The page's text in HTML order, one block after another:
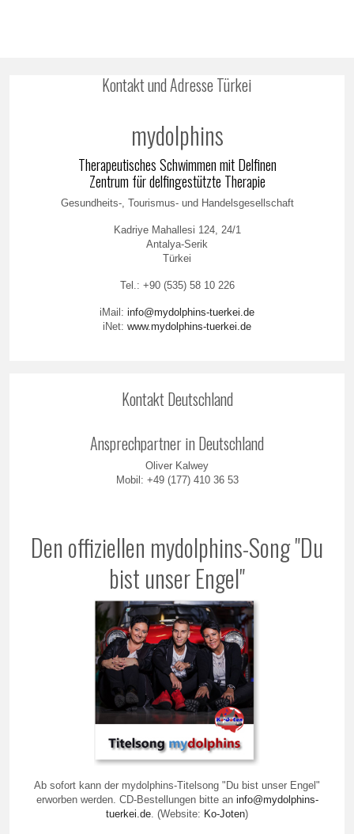
Kontakt und Adresse Türkei
mydolphins
Therapeutisches Schwimmen mit Delfinen
Zentrum für delfingestützte Therapie
Gesundheits-, Tourismus- und Handelsgesellschaft
Kadriye Mahallesi 124, 24/1
Antalya-Serik
Türkei
Tel.: +90 (535) 58 10 226
iMail: info@mydolphins-tuerkei.de
iNet: www.mydolphins-tuerkei.de
Kontakt Deutschland
Ansprechpartner in Deutschland
Oliver Kalwey
Mobil: +49 (177) 410 36 53
Den offiziellen mydolphins-Song "Du
bist unser Engel"
Ab sofort kann der mydolphins-Titelsong "Du bist unser Engel"
erworben werden. CD-Bestellungen bitte an info@mydolphins-
tuerkei.de. (Website: Ko-Joten)